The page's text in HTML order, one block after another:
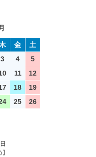
金
土
3 4
5
11
12
18
19
25
26